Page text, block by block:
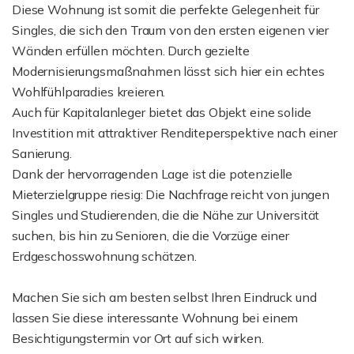
Diese Wohnung ist somit die perfekte Gelegenheit für
Singles, die sich den Traum von den ersten eigenen vier
Wänden erfüllen möchten. Durch gezielte
Modernisierungsmaßnahmen lässt sich hier ein echtes
Wohlfühlparadies kreieren.
Auch für Kapitalanleger bietet das Objekt eine solide
Investition mit attraktiver Renditeperspektive nach einer
Sanierung.
Dank der hervorragenden Lage ist die potenzielle
Mieterzielgruppe riesig: Die Nachfrage reicht von jungen
Singles und Studierenden, die die Nähe zur Universität
suchen, bis hin zu Senioren, die die Vorzüge einer
Erdgeschosswohnung schätzen.
Machen Sie sich am besten selbst Ihren Eindruck und
lassen Sie diese interessante Wohnung bei einem
Besichtigungstermin vor Ort auf sich wirken.